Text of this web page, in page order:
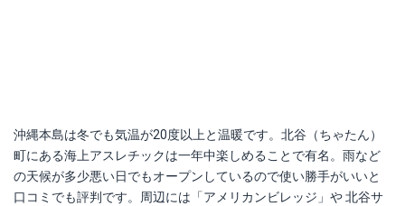
沖縄本島は冬でも気温が20度以上と温暖です。北谷（ちゃたん）
町にある海上アスレチックは一年中楽しめることで有名。雨など
の天候が多少悪い日でもオープンしているので使い勝手がいいと
口コミでも評判です。周辺には「アメリカンビレッジ」や 北谷サ